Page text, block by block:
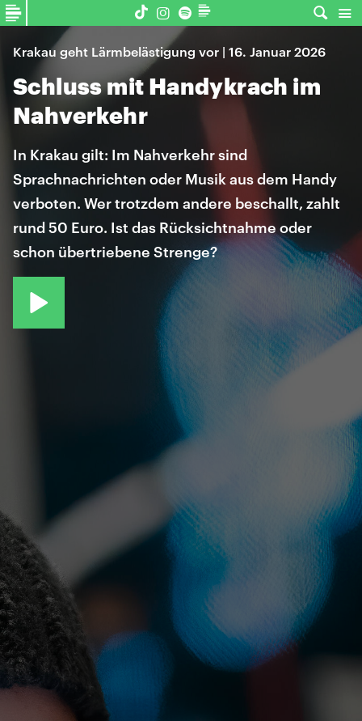
Krakau geht Lärmbelästigung vor | 16. Januar 2026
Schluss mit Handykrach im
Nahverkehr
In Krakau gilt: Im Nahverkehr sind
Sprachnachrichten oder Musik aus dem Handy
verboten. Wer trotzdem andere beschallt, zahlt
rund 50 Euro. Ist das Rücksichtnahme oder
schon übertriebene Strenge?